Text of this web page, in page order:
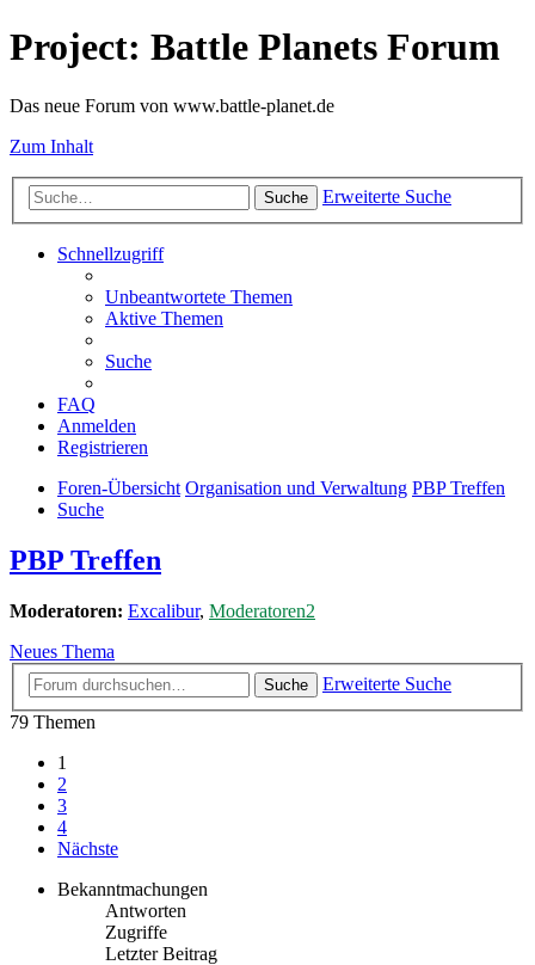
Project: Battle Planets Forum
Das neue Forum von www.battle-planet.de
Zum Inhalt
Suche Erweiterte Suche
Schnellzugriff
Unbeantwortete Themen
Aktive Themen
Suche
FAQ
Anmelden
Registrieren
Foren-Übersicht Organisation und Verwaltung PBP Treffen
Suche
PBP Treffen
Moderatoren: Excalibur, Moderatoren2
Neues Thema
Suche
Erweiterte Suche
79 Themen
1
2
3
4
Nächste
Bekanntmachungen
Antworten
Zugriffe
Letzter Beitrag